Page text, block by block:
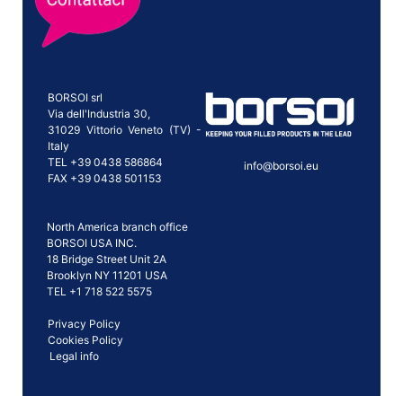
BORSOI srl
Via dell'Industria 30,
31029 Vittorio Veneto (TV) -
Italy
TEL +39 0438 586864
FAX +39 0438 501153
North America branch office
BORSOI USA INC.
18 Bridge Street Unit 2A
Brooklyn NY 11201 USA
TEL +1 718 522 5575
Privacy Policy
Cookies Policy
Legal info
info@borsoi.eu